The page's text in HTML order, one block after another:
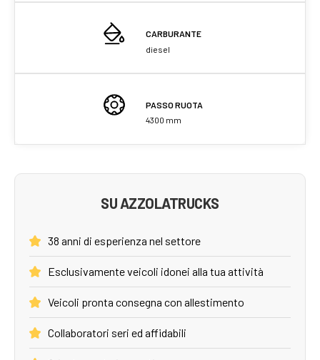
CARBURANTE
diesel
PASSO RUOTA
4300 mm
SU AZZOLATRUCKS
38 anni di esperienza nel settore
Esclusivamente veicoli idonei alla tua attività
Veicoli pronta consegna con allestimento
Collaboratori seri ed affidabili